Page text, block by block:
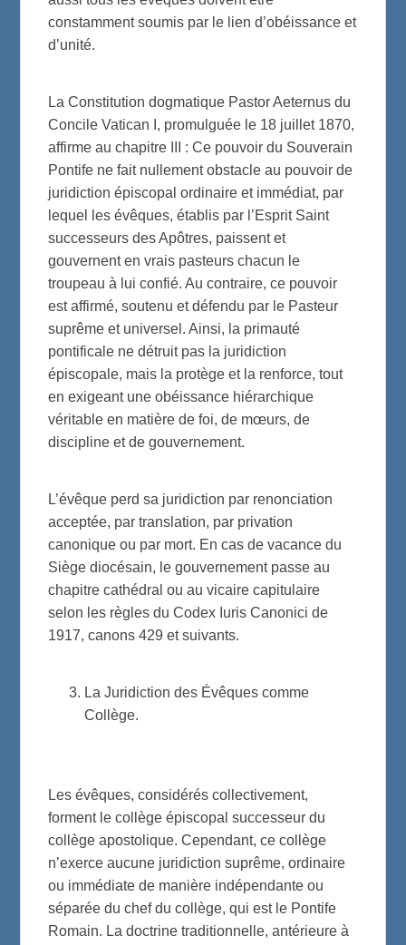
constamment soumis par le lien d’obéissance et
d’unité.
La Constitution dogmatique Pastor Aeternus du
Concile Vatican I, promulguée le 18 juillet 1870,
affirme au chapitre III : Ce pouvoir du Souverain
Pontife ne fait nullement obstacle au pouvoir de
juridiction épiscopal ordinaire et immédiat, par
lequel les évêques, établis par l’Esprit Saint
successeurs des Apôtres, paissent et
gouvernent en vrais pasteurs chacun le
troupeau à lui confié. Au contraire, ce pouvoir
est affirmé, soutenu et défendu par le Pasteur
suprême et universel. Ainsi, la primauté
pontificale ne détruit pas la juridiction
épiscopale, mais la protège et la renforce, tout
en exigeant une obéissance hiérarchique
véritable en matière de foi, de mœurs, de
discipline et de gouvernement.
L’évêque perd sa juridiction par renonciation
acceptée, par translation, par privation
canonique ou par mort. En cas de vacance du
Siège diocésain, le gouvernement passe au
chapitre cathédral ou au vicaire capitulaire
selon les règles du Codex Iuris Canonici de
1917, canons 429 et suivants.
La Juridiction des Évêques comme
Collège.
Les évêques, considérés collectivement,
forment le collège épiscopal successeur du
collège apostolique. Cependant, ce collège
n’exerce aucune juridiction suprême, ordinaire
ou immédiate de manière indépendante ou
séparée du chef du collège, qui est le Pontife
Romain. La doctrine traditionnelle, antérieure à